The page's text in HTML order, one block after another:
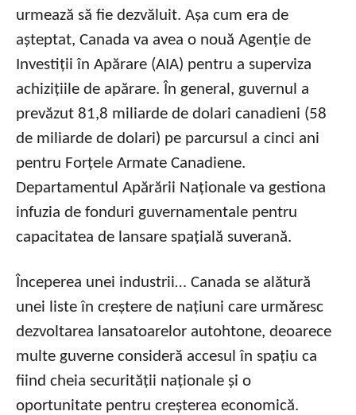
urmează să fie dezvăluit. Așa cum era de
așteptat, Canada va avea o nouă Agenție de
Investiții în Apărare (AIA) pentru a superviza
achizițiile de apărare. În general, guvernul a
prevăzut 81,8 miliarde de dolari canadieni (58
de miliarde de dolari) pe parcursul a cinci ani
pentru Forțele Armate Canadiene.
Departamentul Apărării Naționale va gestiona
infuzia de fonduri guvernamentale pentru
capacitatea de lansare spațială suverană.
Începerea unei industrii… Canada se alătură
unei liste în creștere de națiuni care urmăresc
dezvoltarea lansatoarelor autohtone, deoarece
multe guverne consideră accesul în spațiu ca
fiind cheia securității naționale și o
oportunitate pentru creșterea economică.